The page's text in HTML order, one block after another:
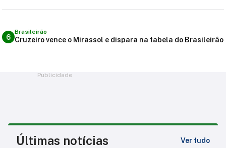
6
Brasileirão
Cruzeiro vence o Mirassol e dispara na tabela do Brasileirão
Publicidade
Últimas notícias Ver tudo